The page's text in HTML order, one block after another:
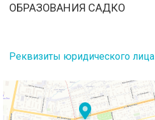
ОБРАЗОВАНИЯ САДКО
Реквизиты юридического лица